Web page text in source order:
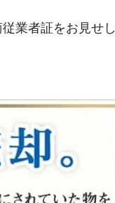
業者証をお見せし